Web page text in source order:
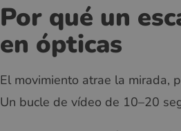
Por qué un
en ópticas
El movimiento atrae la mirada,
Un bucle de vídeo de 10–20